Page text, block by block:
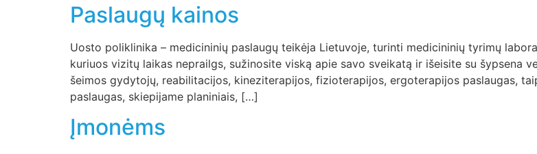
Paslaugų kainos
Uosto poliklinika – medicininių paslaugų teikėja Lietuvoje, turinti medicininių tyrimų
kuriuos vizitų laikas neprailgs, sužinosite viską apie savo sveikatą ir išeisite su šypsena
šeimos gydytojų, reabilitacijos, kineziterapijos, fizioterapijos, ergoterapijos paslaugas,
paslaugas, skiepijame planiniais, […]
Įmonėms